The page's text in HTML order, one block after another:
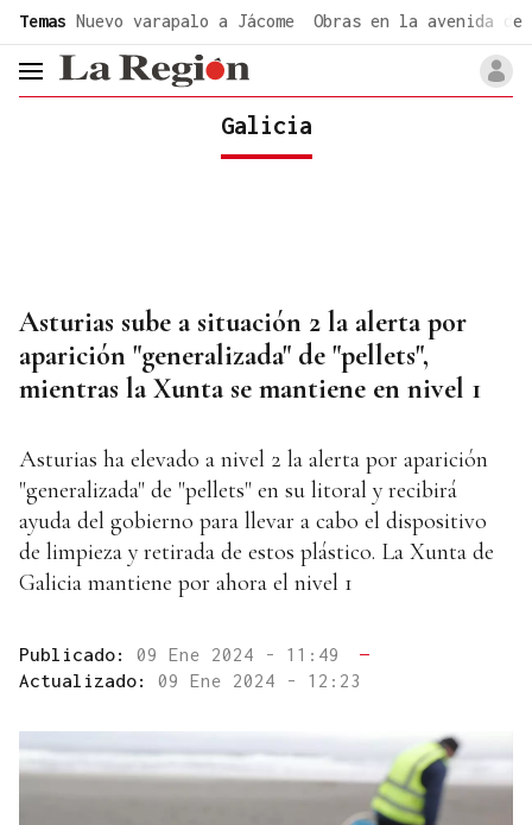
Temas Nuevo varapalo a Jácome Obras en la avenida de
header.menu.open
Galicia
Asturias sube a situación 2 la alerta por
aparición "generalizada" de "pellets",
mientras la Xunta se mantiene en nivel 1
Asturias ha elevado a nivel 2 la alerta por aparición
"generalizada" de "pellets" en su litoral y recibirá
ayuda del gobierno para llevar a cabo el dispositivo
de limpieza y retirada de estos plástico. La Xunta de
Galicia mantiene por ahora el nivel 1
Publicado: 09 Ene 2024 - 11:49
—
Actualizado: 09 Ene 2024 - 12:23